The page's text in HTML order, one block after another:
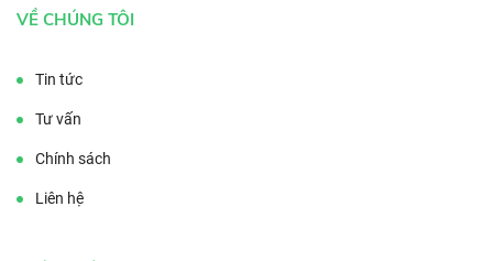
VỀ CHÚNG TÔI
Tin tức
Tư vấn
Chính sách
Liên hệ